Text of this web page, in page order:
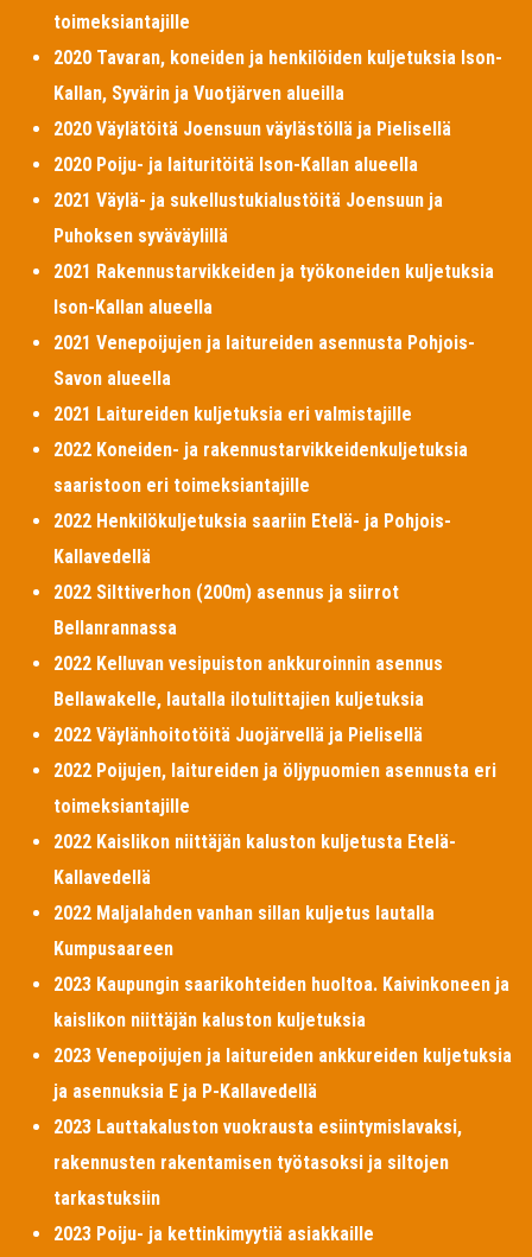
toimeksiantajille
2020 Tavaran, koneiden ja henkilöiden kuljetuksia Ison-
Kallan, Syvärin ja Vuotjärven alueilla
2020 Väylätöitä Joensuun väylästöllä ja Pielisellä
2020 Poiju- ja laituritöitä Ison-Kallan alueella
2021 Väylä- ja sukellustukialustöitä Joensuun ja
Puhoksen syväväylillä
2021 Rakennustarvikkeiden ja työkoneiden kuljetuksia
Ison-Kallan alueella
2021 Venepoijujen ja laitureiden asennusta Pohjois-
Savon alueella
2021 Laitureiden kuljetuksia eri valmistajille
2022 Koneiden- ja rakennustarvikkeidenkuljetuksia
saaristoon eri toimeksiantajille
2022 Henkilökuljetuksia saariin Etelä- ja Pohjois-
Kallavedellä
2022 Silttiverhon (200m) asennus ja siirrot
Bellanrannassa
2022 Kelluvan vesipuiston ankkuroinnin asennus
Bellawakelle, lautalla ilotulittajien kuljetuksia
2022 Väylänhoitotöitä Juojärvellä ja Pielisellä
2022 Poijujen, laitureiden ja öljypuomien asennusta eri
toimeksiantajille
2022 Kaislikon niittäjän kaluston kuljetusta Etelä-
Kallavedellä
2022 Maljalahden vanhan sillan kuljetus lautalla
Kumpusaareen
2023 Kaupungin saarikohteiden huoltoa. Kaivinkoneen ja
kaislikon niittäjän kaluston kuljetuksia
2023 Venepoijujen ja laitureiden ankkureiden kuljetuksia
ja asennuksia E ja P-Kallavedellä
2023 Lauttakaluston vuokrausta esiintymislavaksi,
rakennusten rakentamisen työtasoksi ja siltojen
tarkastuksiin
2023 Poiju- ja kettinkimyytiä asiakkaille